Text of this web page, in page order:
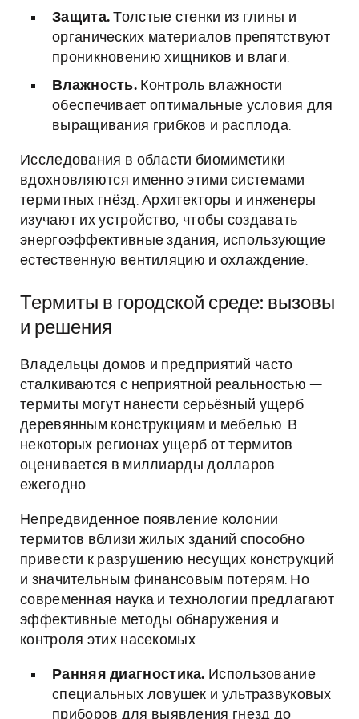
Защита. Толстые стенки из глины и
органических материалов препятствуют
проникновению хищников и влаги.
Влажность. Контроль влажности
обеспечивает оптимальные условия для
выращивания грибков и расплода.
Исследования в области биомиметики
вдохновляются именно этими системами
термитных гнёзд. Архитекторы и инженеры
изучают их устройство, чтобы создавать
энергоэффективные здания, использующие
естественную вентиляцию и охлаждение.
Термиты в городской среде: вызовы
и решения
Владельцы домов и предприятий часто
сталкиваются с неприятной реальностью —
термиты могут нанести серьёзный ущерб
деревянным конструкциям и мебелью. В
некоторых регионах ущерб от термитов
оценивается в миллиарды долларов
ежегодно.
Непредвиденное появление колонии
термитов вблизи жилых зданий способно
привести к разрушению несущих конструкций
и значительным финансовым потерям. Но
современная наука и технологии предлагают
эффективные методы обнаружения и
контроля этих насекомых.
Ранняя диагностика. Использование
специальных ловушек и ультразвуковых
приборов для выявления гнезд до